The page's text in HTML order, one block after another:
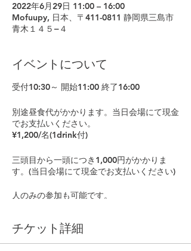
2022年6月29日 11:00 – 16:00
Mofuupy, 日本、〒411-0811 静岡県三島市
青木１４５−４
イベントについて
受付10:30～ 開始11:00 終了16:00
別途昼食代がかかります。当日会場にて現金
でお支払いください。
¥1,200/名(1drink付)
三頭目から一頭につき1,000円がかかりま
す。(当日会場にて現金でお支払いください)
人のみの参加も可能です。
お車でお越しの際は、予約確定メールでご案
内する駐車場をご利用ください。
チケット詳細